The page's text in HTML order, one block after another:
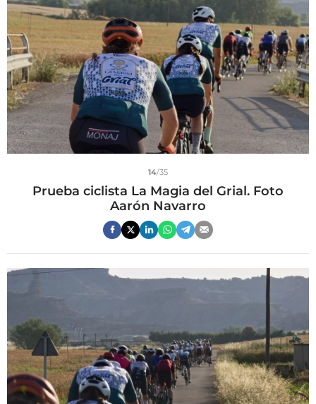
14/35
Prueba ciclista La Magia del Grial. Foto
Aarón Navarro